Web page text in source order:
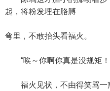
起，将粉发埋在胳膊
弯里，不敢抬头看福火。
“唉～你啊你真是没规矩！
福火见状，不由得笑骂一